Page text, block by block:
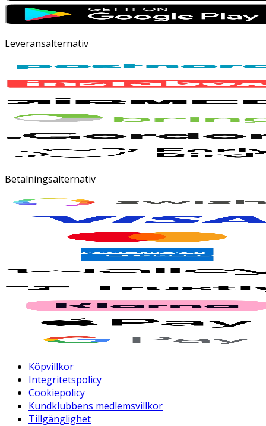
Leveransalternativ
Betalningsalternativ
Köpvillkor
Integritetspolicy
Cookiepolicy
Kundklubbens medlemsvillkor
Tillgänglighet